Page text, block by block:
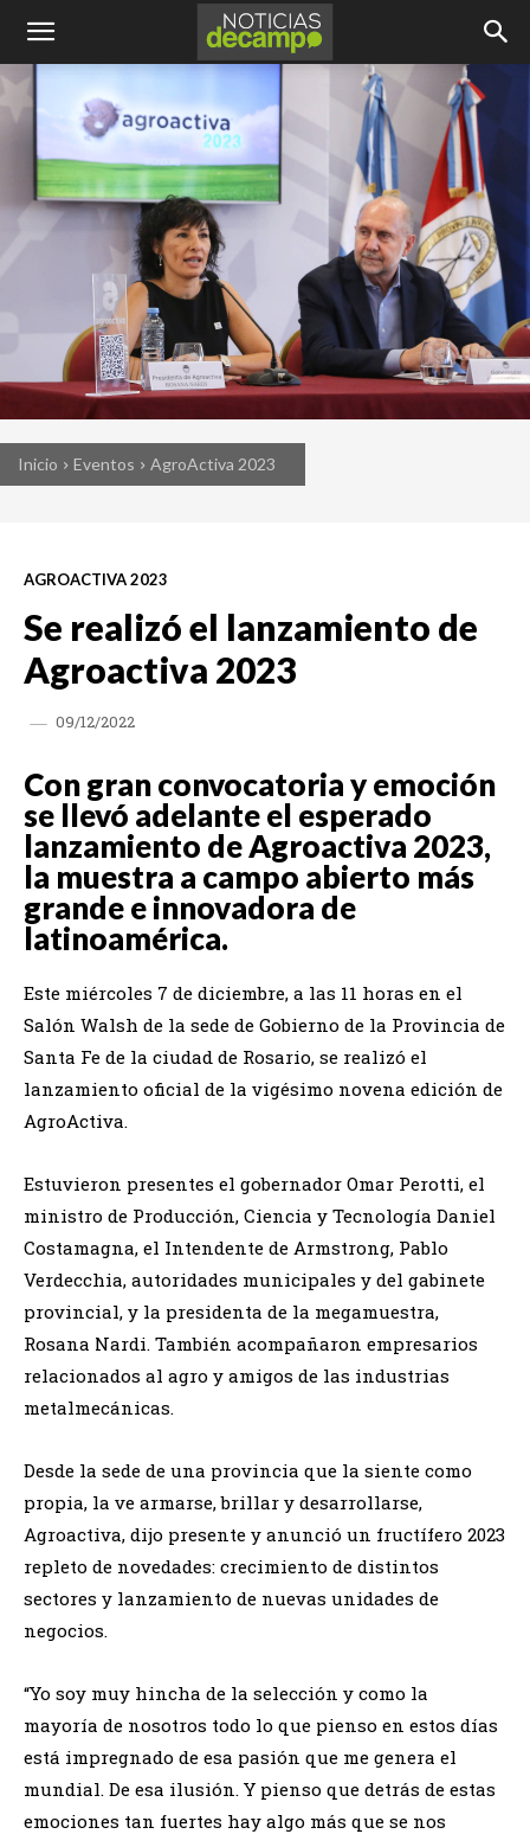
Inicio Eventos AgroActiva 2023
AGROACTIVA 2023
Se realizó el lanzamiento de
Agroactiva 2023
09/12/2022
Con gran convocatoria y emoción
se llevó adelante el esperado
lanzamiento de Agroactiva 2023,
la muestra a campo abierto más
grande e innovadora de
latinoamérica.
Este miércoles 7 de diciembre, a las 11 horas en el
Salón Walsh de la sede de Gobierno de la Provincia de
Santa Fe de la ciudad de Rosario, se realizó el
lanzamiento oficial de la vigésimo novena edición de
AgroActiva.
Estuvieron presentes el gobernador Omar Perotti, el
ministro de Producción, Ciencia y Tecnología Daniel
Costamagna, el Intendente de Armstrong, Pablo
Verdecchia, autoridades municipales y del gabinete
provincial, y la presidenta de la megamuestra,
Rosana Nardi. También acompañaron empresarios
relacionados al agro y amigos de las industrias
metalmecánicas.
Desde la sede de una provincia que la siente como
propia, la ve armarse, brillar y desarrollarse,
Agroactiva, dijo presente y anunció un fructífero 2023
repleto de novedades: crecimiento de distintos
sectores y lanzamiento de nuevas unidades de
negocios.
“Yo soy muy hincha de la selección y como la
mayoría de nosotros todo lo que pienso en estos días
está impregnado de esa pasión que me genera el
mundial. De esa ilusión. Y pienso que detrás de estas
emociones tan fuertes hay algo más que se nos